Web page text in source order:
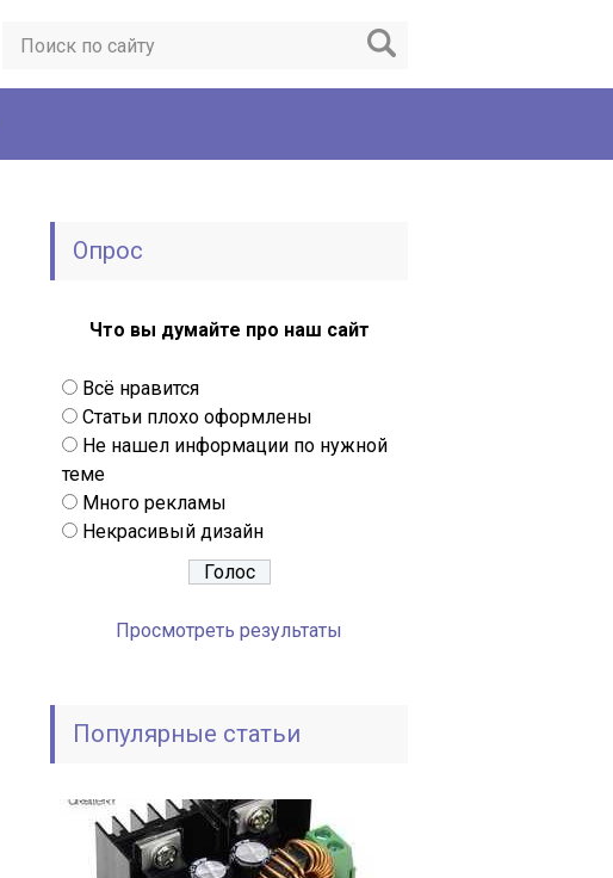
Опрос
Что вы думайте про наш сайт
Всё нравится
Статьи плохо оформлены
Не нашел информации по нужной
теме
Много рекламы
Некрасивый дизайн
Просмотреть результаты
Популярные статьи